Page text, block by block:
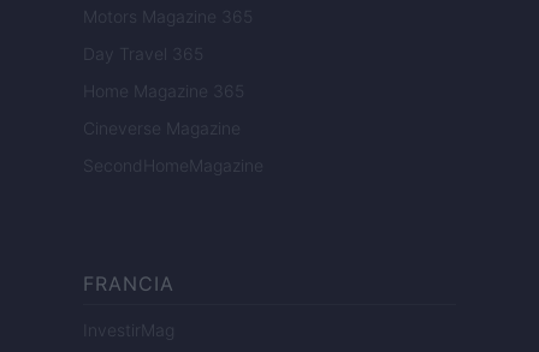
Motors Magazine 365
Day Travel 365
Home Magazine 365
Cineverse Magazine
SecondHomeMagazine
FRANCIA
InvestirMag